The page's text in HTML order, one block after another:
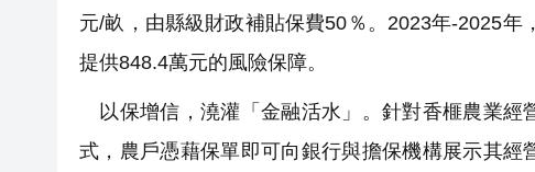
元/畝，由縣級財政補貼保費50％。2023年-2025
提供848.4萬元的風險保障。
以保增信，澆灌「金融活水」。針對香榧農業經
式，農戶憑藉保單即可向銀行與擔保機構展示其